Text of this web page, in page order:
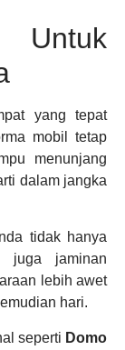
yang tepat
mobil tetap
menunjang
dalam jangka
tidak hanya
juga jaminan
lebih awet
hari.
seperti Domo